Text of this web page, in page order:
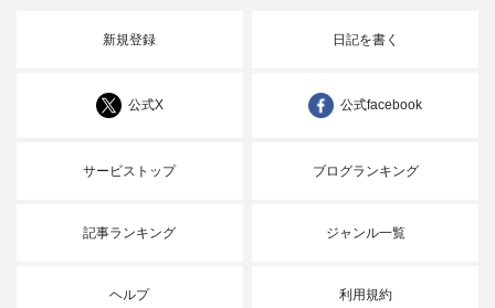
新規登録 日記を書く
公式X 公式facebook
サービストップ ブログランキング
記事ランキング ジャンル一覧
ヘルプ 利用規約